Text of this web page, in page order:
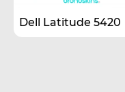
Dell Latitude 5420